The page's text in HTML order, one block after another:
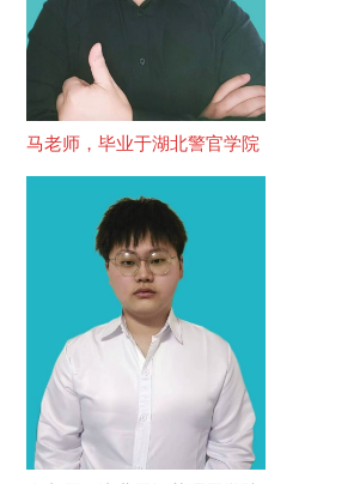
马老师，毕业于湖北警官学院